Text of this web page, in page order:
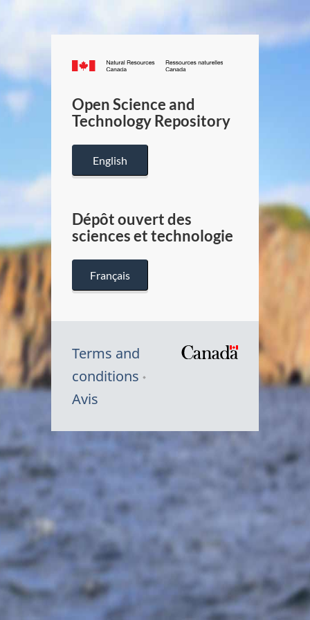
Canada.ca
/
Canada
Open Science and
Technology Repository
English
Dépôt ouvert des
sciences et technologie
Français
Terms and
conditions
Avis
Symbole
Canada